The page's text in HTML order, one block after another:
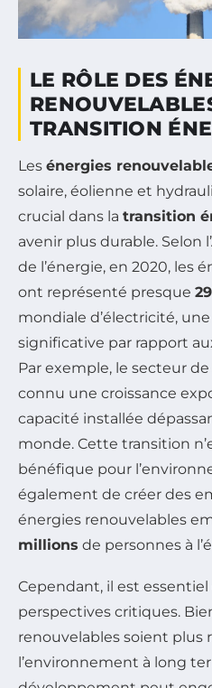
LE RÔLE DES
TRANSITION
Les énergies
solaire, éolienne et
crucial dans la transition
avenir plus durable. Selon
de l’énergie, en 2020, les
ont représenté presque
mondiale d’électricité,
significative par rapport
Par exemple, le secteur de
connu une croissance
capacité installée
monde. Cette transition
bénéfique pour
également de créer des
énergies renouvelables
millions de personnes à
Cependant, il est
perspectives critiques.
renouvelables soient plus
l’environnement à long